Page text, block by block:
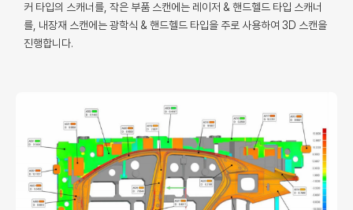
커 타입의 스캐너를, 작은 부품 스캔에는 레이저 & 핸드헬드 타입 스캐너
를, 내장재 스캔에는 광학식 & 핸드헬드 타입을 주로 사용하여 3D 스캔을
진행합니다.